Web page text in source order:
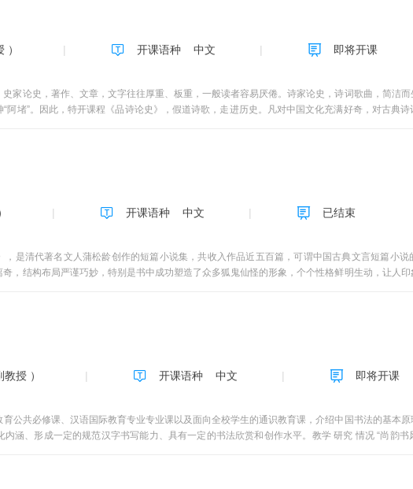
人的购买欲望？广告宣传为什么被称为“伤害并治愈”？这门课将与你分享这些问题的答案，对消
习，心理学的研究技术会让你相信“人的肢体出卖他的心灵”；传播学的理论会让你相信“消费者是
解释、预测和控制消费者行为。你将会理解，消费行为是卖与买的智慧博弈；消费行为是生活哲
MOOC教学和SPOC教学。根据兴趣和需要，你可以这样选择：（1）全MOOC教学。每个教学
视频，学习内容包括观看视频、完成视频内的测验题。另有1-2次课程作业，需要提交作业答案
本校的教学中也采取混合教学模式，并且把相应的教学资源放在课程平台上，以方便其他学校的
学习、记忆和品牌忠诚第7周：单元7 消费者态度的形成与改变第8周：单元8 消费者的个性、自
：5%，发表或回复一个讨论得5分；（4）签到权重：5%，签到数达50次为满分；（5）作业权
试的平均分。
） 开课语种 中文 即将开课
家论史，著作、文章，文字往往厚重、板重，一般读者容易厌倦。诗家论史，诗词歌曲，简洁
阿堵”。因此，特开课程《品诗论史》，假道诗歌，走进历史。凡对中国文化充满好奇，对古典
开课语种 中文 已结束
，是清代著名文人蒲松龄创作的短篇小说集，共收入作品近五百篇，可谓中国古典文言短篇小说
，结构布局严谨巧妙，特别是书中成功塑造了众多狐鬼仙怪的形象，个个性格鲜明生动，让人印
教授 ） 开课语种 中文 即将开课
公共必修课、汉语国际教育专业专业课以及面向全校学生的通识教育课，介绍中国书法的基本原
涵、形成一定的规范汉字书写能力、具有一定的书法欣赏和创作水平。教学 研究 情况 “尚韵书风
优秀传统文化。形成性评价包括检查对理论的理解程度和对技法的循序渐进的掌握程度，终结性